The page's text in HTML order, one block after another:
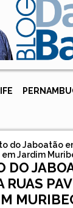
do Jaboatão
Jardim
DO
RUAS